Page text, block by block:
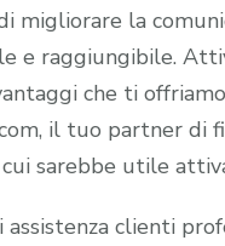
migliorare la
e raggiungibile.
che ti
il tuo partner di
cui sarebbe utile
clienti